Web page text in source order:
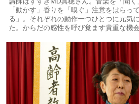
「動かす」香りを「嗅ぐ」注意をはらっ
る」。それぞれの動作一つひとつに元気
た。からだの感性を呼び覚ます貴重な機